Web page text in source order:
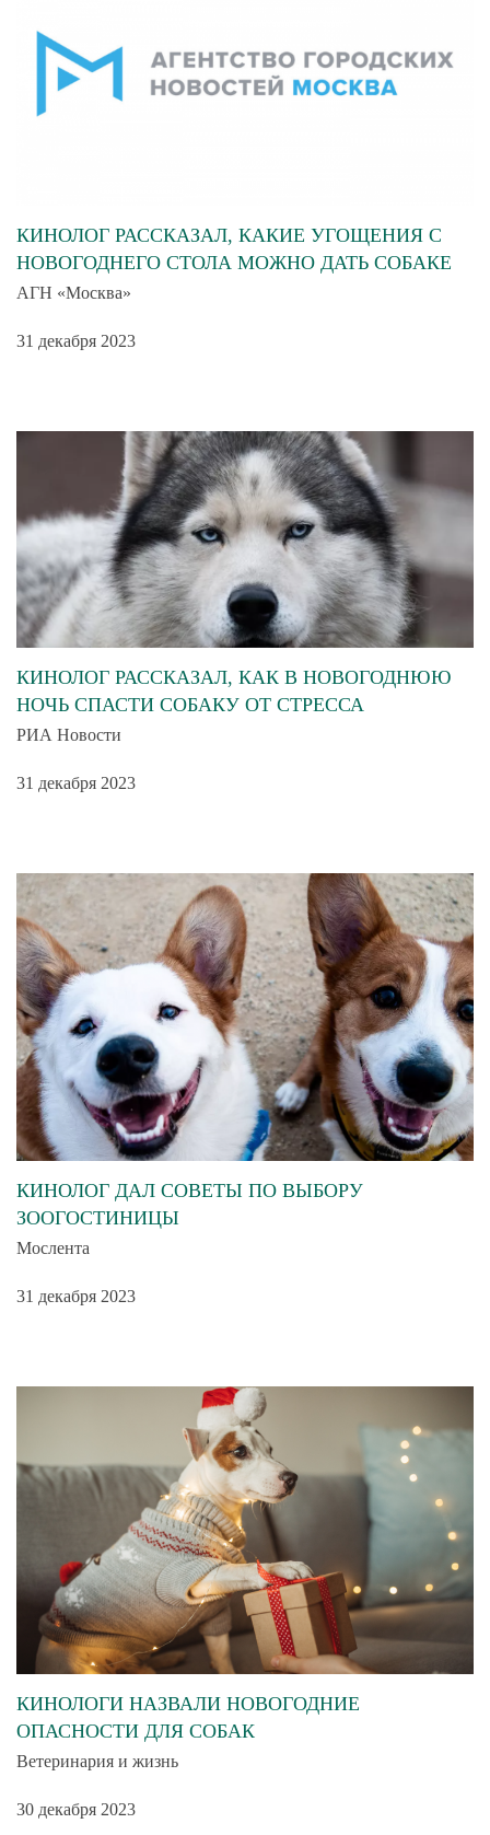
КИНОЛОГ РАССКАЗАЛ, КАКИЕ УГОЩЕНИЯ С
НОВОГОДНЕГО СТОЛА МОЖНО ДАТЬ СОБАКЕ
АГН «Москва»
31 декабря 2023
КИНОЛОГ РАССКАЗАЛ, КАК В НОВОГОДНЮЮ
НОЧЬ СПАСТИ СОБАКУ ОТ СТРЕССА
РИА Новости
31 декабря 2023
КИНОЛОГ ДАЛ СОВЕТЫ ПО ВЫБОРУ
ЗООГОСТИНИЦЫ
Мослента
31 декабря 2023
КИНОЛОГИ НАЗВАЛИ НОВОГОДНИЕ
ОПАСНОСТИ ДЛЯ СОБАК
Ветеринария и жизнь
30 декабря 2023